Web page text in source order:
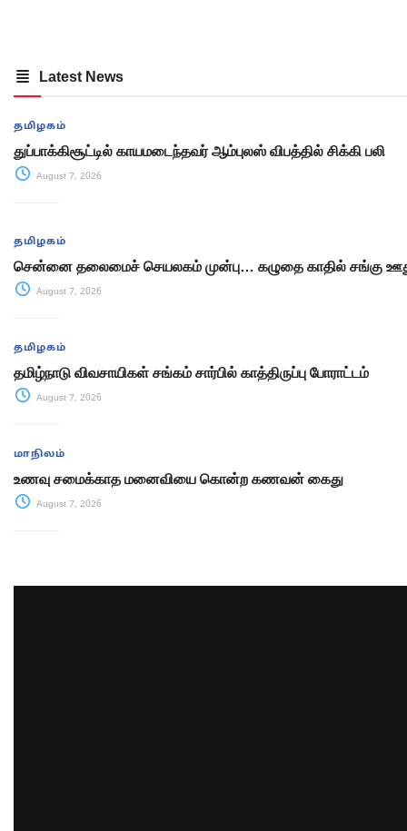
Latest News
தமிழகம்
துப்பாக்கிசூட்டில் காயமடைந்தவர் ஆம்புலஸ் விபத்தில் சிக்கி பலி
August 7, 2026
தமிழகம்
சென்னை தலைமைச் செயலகம் முன்பு… கழுதை காதில் சங்கு
August 7, 2026
தமிழகம்
தமிழ்நாடு விவசாயிகள் சங்கம் சார்பில் காத்திருப்பு போராட்டம்
August 7, 2026
மாநிலம்
உணவு சமைக்காத மனைவியை கொன்ற கணவன் கைது
August 7, 2026